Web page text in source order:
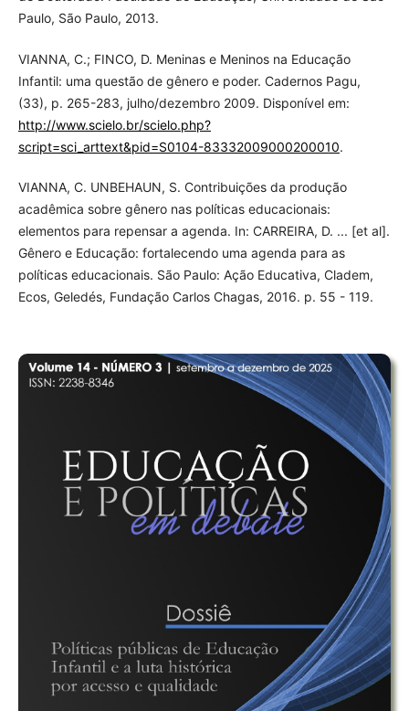
Paulo, São Paulo, 2013.
VIANNA, C.; FINCO, D. Meninas e Meninos na Educação
Infantil: uma questão de gênero e poder. Cadernos Pagu,
(33), p. 265-283, julho/dezembro 2009. Disponível em:
http://www.scielo.br/scielo.php?
script=sci_arttext&pid=S0104-83332009000200010.
VIANNA, C. UNBEHAUN, S. Contribuições da produção
acadêmica sobre gênero nas políticas educacionais:
elementos para repensar a agenda. In: CARREIRA, D. ... [et al].
Gênero e Educação: fortalecendo uma agenda para as
políticas educacionais. São Paulo: Ação Educativa, Cladem,
Ecos, Geledés, Fundação Carlos Chagas, 2016. p. 55 - 119.